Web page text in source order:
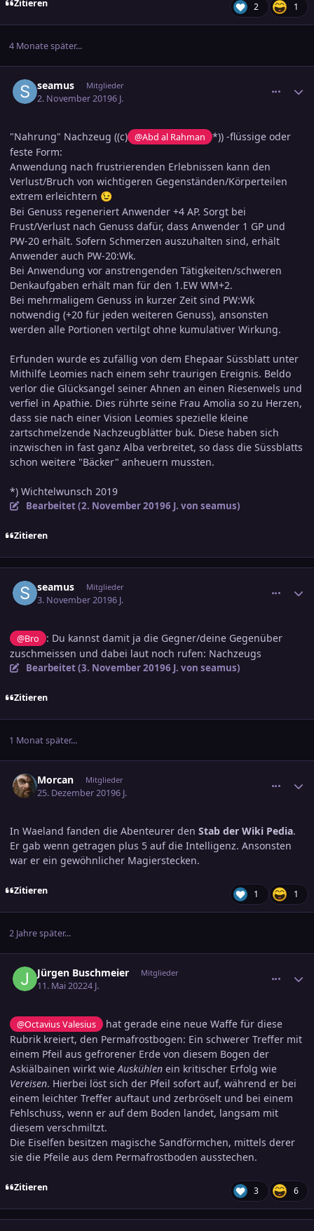
Zitieren 2 1
4 Monate später...
seamus Mitglieder
2. November 20196 J.
"Nahrung" Nachzeug ((c) @Abd al Rahman
*)) -flüssige oder
feste Form:
Anwendung nach frustrierenden Erlebnissen kann den
Verlust/Bruch von wichtigeren Gegenständen/Körperteilen
extrem erleichtern 😉
Bei Genuss regeneriert Anwender +4 AP. Sorgt bei
Frust/Verlust nach Genuss dafür, dass Anwender 1 GP und
PW-20 erhält. Sofern Schmerzen auszuhalten sind, erhält
Anwender auch PW-20:Wk.
Bei Anwendung vor anstrengenden Tätigkeiten/schweren
Denkaufgaben erhält man für den 1.EW WM+2.
Bei mehrmaligem Genuss in kurzer Zeit sind PW:Wk
notwendig (+20 für jeden weiteren Genuss), ansonsten
werden alle Portionen vertilgt ohne kumulativer Wirkung.
Erfunden wurde es zufällig von dem Ehepaar Süssblatt unter
Mithilfe Leomies nach einem sehr traurigen Ereignis. Beldo
verlor die Glücksangel seiner Ahnen an einen Riesenwels und
verfiel in Apathie. Dies rührte seine Frau Amolia so zu Herzen,
dass sie nach einer Vision Leomies spezielle kleine
zartschmelzende Nachzeugblätter buk. Diese haben sich
inzwischen in fast ganz Alba verbreitet, so dass die Süssblatts
schon weitere "Bäcker" anheuern mussten.
*) Wichtelwunsch 2019
Bearbeitet (2. November 20196 J. von seamus)
Zitieren
seamus Mitglieder
3. November 20196 J.
@Bro
: Du kannst damit ja die Gegner/deine Gegenüber
zuschmeissen und dabei laut noch rufen: Nachzeugs
Bearbeitet (3. November 20196 J. von seamus)
Zitieren
1 Monat später...
Morcan Mitglieder
25. Dezember 20196 J.
In Waeland fanden die Abenteurer den Stab der Wiki Pedia.
Er gab wenn getragen plus 5 auf die Intelligenz. Ansonsten
war er ein gewöhnlicher Magierstecken.
Zitieren 1 1
2 Jahre später...
Jürgen Buschmeier Mitglieder
11. Mai 20224 J.
@Octavius Valesius
hat gerade eine neue Waffe für diese
Rubrik kreiert, den Permafrostbogen: Ein schwerer Treffer mit
einem Pfeil aus gefrorener Erde von diesem Bogen der
Askiälbainen wirkt wieAuskühlen ein kritischer Erfolg wie
Vereisen. Hierbei löst sich der Pfeil sofort auf, während er bei
einem leichter Treffer auftaut und zerbröselt und bei einem
Fehlschuss, wenn er auf dem Boden landet, langsam mit
diesem verschmiltzt.
Die Eiselfen besitzen magische Sandförmchen, mittels derer
sie die Pfeile aus dem Permafrostboden ausstechen.
Zitieren 3 6